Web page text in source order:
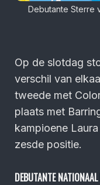
Debutante Sterre
Op de slotdag
verschil van
tweede met
plaats met
kampioene
zesde positie.
DEBUTANTE